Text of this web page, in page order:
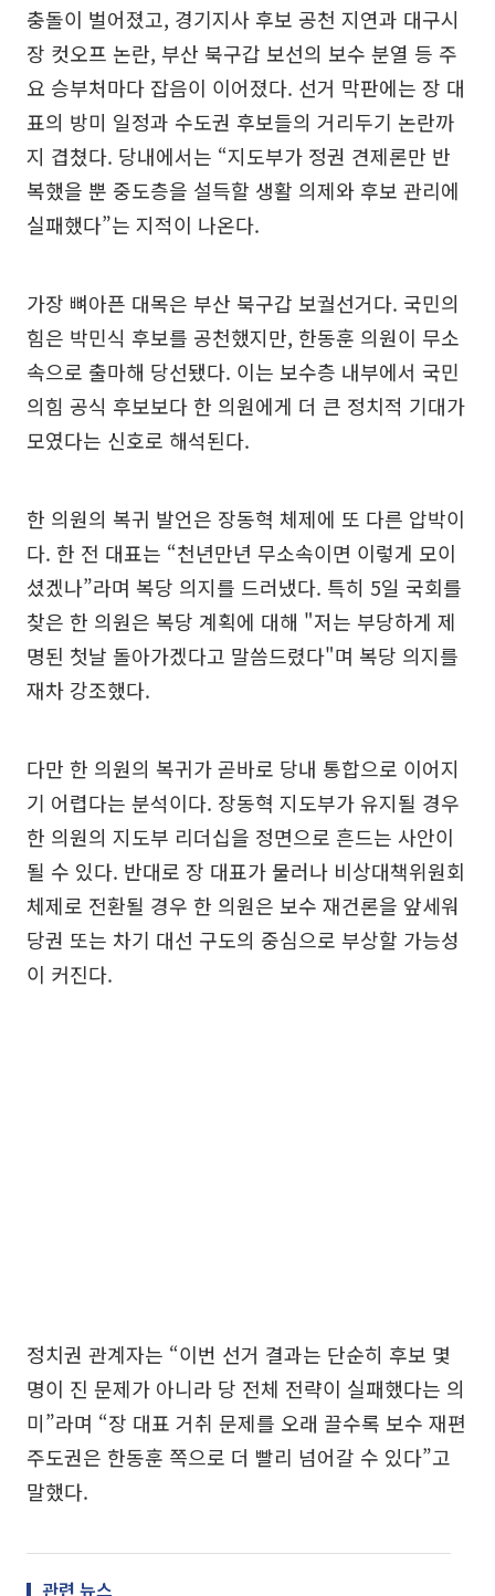
충돌이 벌어졌고, 경기지사 후보 공천 지연과 대구시
장 컷오프 논란, 부산 북구갑 보선의 보수 분열 등 주
요 승부처마다 잡음이 이어졌다. 선거 막판에는 장 대
표의 방미 일정과 수도권 후보들의 거리두기 논란까
지 겹쳤다. 당내에서는 “지도부가 정권 견제론만 반
복했을 뿐 중도층을 설득할 생활 의제와 후보 관리에
실패했다”는 지적이 나온다.
가장 뼈아픈 대목은 부산 북구갑 보궐선거다. 국민의
힘은 박민식 후보를 공천했지만, 한동훈 의원이 무소
속으로 출마해 당선됐다. 이는 보수층 내부에서 국민
의힘 공식 후보보다 한 의원에게 더 큰 정치적 기대가
모였다는 신호로 해석된다.
한 의원의 복귀 발언은 장동혁 체제에 또 다른 압박이
다. 한 전 대표는 “천년만년 무소속이면 이렇게 모이
셨겠나”라며 복당 의지를 드러냈다. 특히 5일 국회를
찾은 한 의원은 복당 계획에 대해 "저는 부당하게 제
명된 첫날 돌아가겠다고 말씀드렸다"며 복당 의지를
재차 강조했다.
다만 한 의원의 복귀가 곧바로 당내 통합으로 이어지
기 어렵다는 분석이다. 장동혁 지도부가 유지될 경우
한 의원의 지도부 리더십을 정면으로 흔드는 사안이
될 수 있다. 반대로 장 대표가 물러나 비상대책위원회
체제로 전환될 경우 한 의원은 보수 재건론을 앞세워
당권 또는 차기 대선 구도의 중심으로 부상할 가능성
이 커진다.
정치권 관계자는 “이번 선거 결과는 단순히 후보 몇
명이 진 문제가 아니라 당 전체 전략이 실패했다는 의
미”라며 “장 대표 거취 문제를 오래 끌수록 보수 재편
주도권은 한동훈 쪽으로 더 빨리 넘어갈 수 있다”고
말했다.
관련 뉴스